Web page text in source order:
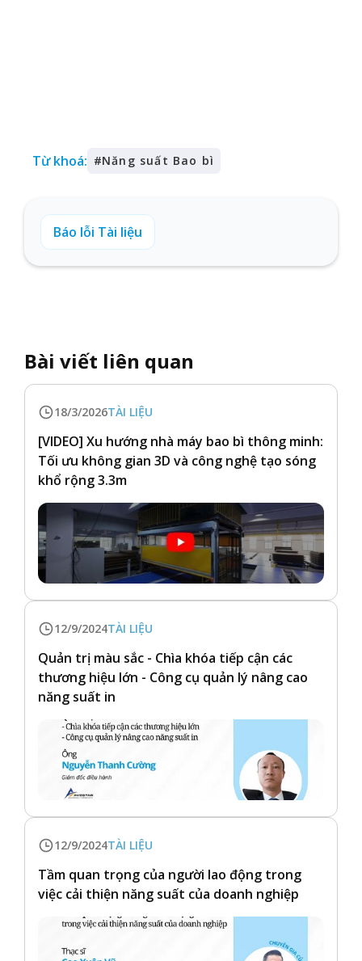
Từ khoá: #Năng suất Bao bì
Báo lỗi Tài liệu
Bài viết liên quan
18/3/2026TÀI LIỆU
[VIDEO] Xu hướng nhà máy bao bì thông minh:
Tối ưu không gian 3D và công nghệ tạo sóng
khổ rộng 3.3m
12/9/2024TÀI LIỆU
Quản trị màu sắc - Chìa khóa tiếp cận các
thương hiệu lớn - Công cụ quản lý nâng cao
năng suất in
12/9/2024TÀI LIỆU
Tầm quan trọng của người lao động trong
việc cải thiện năng suất của doanh nghiệp